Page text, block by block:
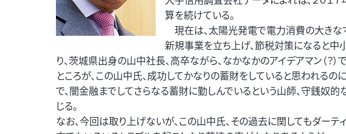
算を続けている。
現在は、太陽光発電で電力消費の大きな
新規事業を立ち上げ、節税対策になると
り、茨城県出身の山中社長、高卒ながら、なかなかのアイデアマン（？）
ところが、この山中氏、成功してかなりの蓄財をしていると思われるの
で、闇金融までしてさらなる蓄財に勤しんでいるという山師、守銭奴
じる。
なお、今回は取り上げないが、この山中氏、その過去に関してもダーテ